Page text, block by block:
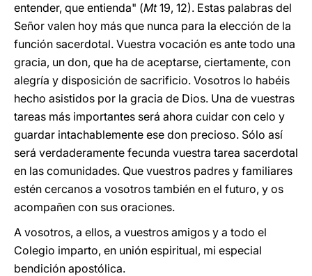
entender, que entienda" (Mt19, 12). Estas palabras del
Señor valen hoy más que nunca para la elección de la
función sacerdotal. Vuestra vocación es ante todo una
gracia, un don, que ha de aceptarse, ciertamente, con
alegría y disposición de sacrificio. Vosotros lo habéis
hecho asistidos por la gracia de Dios. Una de vuestras
tareas más importantes será ahora cuidar con celo y
guardar intachablemente ese don precioso. Sólo así
será verdaderamente fecunda vuestra tarea sacerdotal
en las comunidades. Que vuestros padres y familiares
estén cercanos a vosotros también en el futuro, y os
acompañen con sus oraciones.
A vosotros, a ellos, a vuestros amigos y a todo el
Colegio imparto, en unión espiritual, mi especial
bendición apostólica.